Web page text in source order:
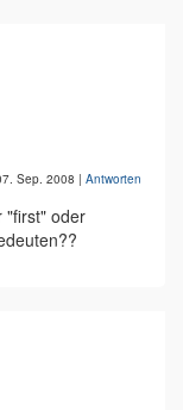
Sep. 2008 | Antworten
"first" oder